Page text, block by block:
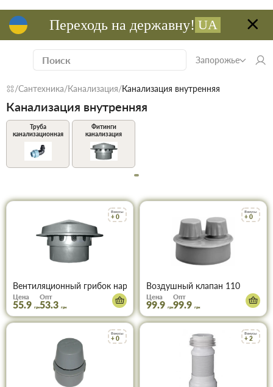
Переходь на державну! UA
Запорожье
Сантехника Канализация Канализация внутренняя
Канализация внутренняя
Труба
канализационная
Фитинги
канализация
Бонусы
+ 0
Вентиляционный грибок наружный 110 ПВХ
Цена
55.9 грн
Опт
53.3 грн
Бонусы
+ 0
Воздушный клапан 110
Цена
99.9 грн
Опт
99.9 грн
Бонусы
+ 0
Бонусы
+ 2